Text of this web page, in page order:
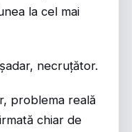
la cel mai
necruțător.
problema reală
chiar de